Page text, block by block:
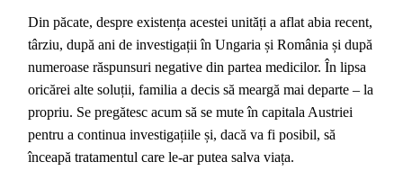
Din păcate, despre existența acestei unități a aflat abia recent,
târziu, după ani de investigații în Ungaria și România și după
numeroase răspunsuri negative din partea medicilor. În lipsa
oricărei alte soluții, familia a decis să meargă mai departe – la
propriu. Se pregătesc acum să se mute în capitala Austriei
pentru a continua investigațiile și, dacă va fi posibil, să
înceapă tratamentul care le-ar putea salva viața.